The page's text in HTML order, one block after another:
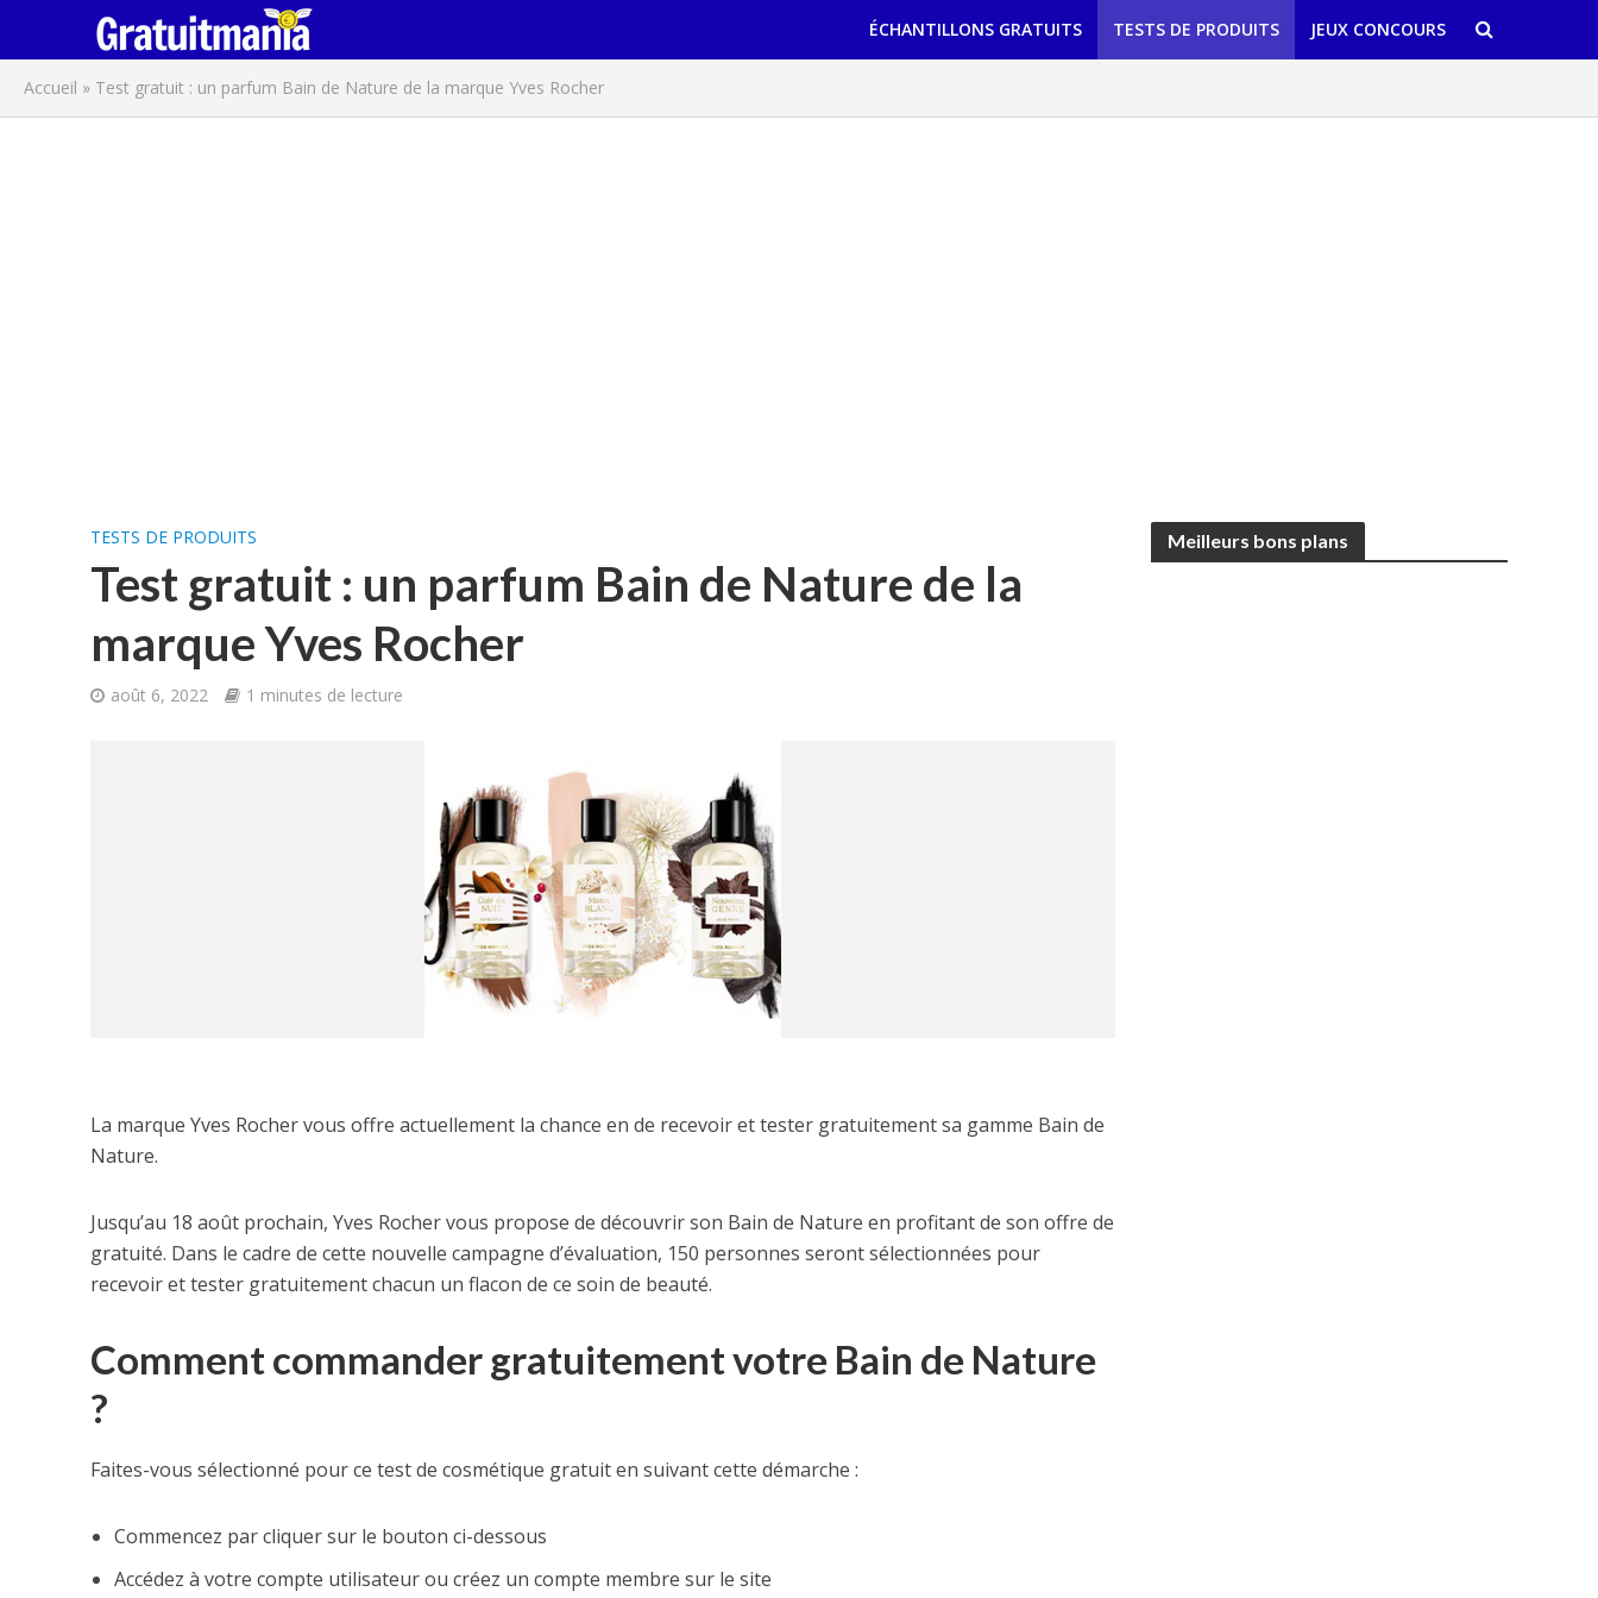
ÉCHANTILLONS GRATUITS TESTS DE PRODUITS JEUX CONCOURS
Accueil » Test gratuit : un parfum Bain de Nature de la marque Yves Rocher
TESTS DE PRODUITS
Test gratuit : un parfum Bain de Nature de la
marque Yves Rocher
août 6, 2022 1 minutes de lecture
La marque Yves Rocher vous offre actuellement la chance en de recevoir et tester gratuitement sa gamme Bain de
Nature.
Jusqu’au 18 août prochain, Yves Rocher vous propose de découvrir son Bain de Nature en profitant de son offre de
gratuité. Dans le cadre de cette nouvelle campagne d’évaluation, 150 personnes seront sélectionnées pour
recevoir et tester gratuitement chacun un flacon de ce soin de beauté.
Comment commander gratuitement votre Bain de Nature
?
Faites-vous sélectionné pour ce test de cosmétique gratuit en suivant cette démarche :
Commencez par cliquer sur le bouton ci-dessous
Accédez à votre compte utilisateur ou créez un compte membre sur le site
Meilleurs bons plans